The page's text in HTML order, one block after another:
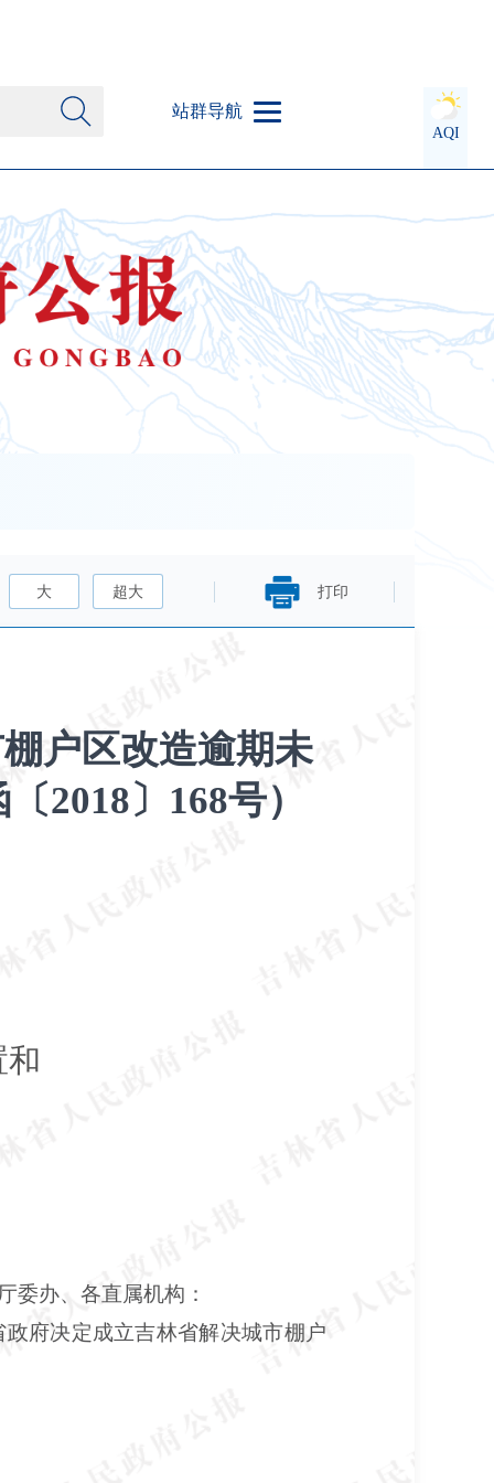
站群导航
AQI
打印
大 超大
户区改造逾期未
2018〕168号）
委办、各直属机构：
府决定成立吉林省解决城市棚户